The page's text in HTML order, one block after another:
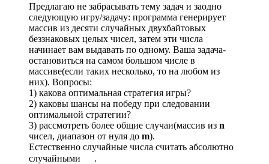
Предлагаю не забрасывать тему задач и заодно
следующую игру/задачу: программа генерирует
массив из десяти случайных двухбайтовых
беззнаковых целых чисел, затем эти числа
начинает вам выдавать по одному. Ваша задача-
остановиться на самом большом числе в
массиве(если таких несколько, то на любом из
них). Вопросы:
1) какова оптимальная стратегия игры?
2) каковы шансы на победу при следовании
оптимальной стратегии?
3) рассмотреть более общие случаи(массив из n
чисел, диапазон от нуля до m).
Естественно случайные числа считать абсолютно
случайными
.